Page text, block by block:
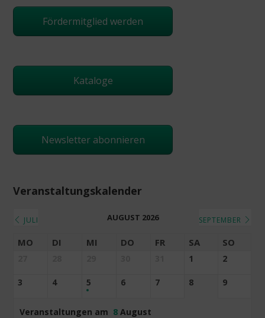
Fördermitglied werden
Kataloge
Newsletter abonnieren
Veranstaltungskalender
JULI AUGUST 2026 SEPTEMBER
MO DI MI DO FR SA SO
1 2
3 4 5 6 7 8 9
Veranstaltungen am 8 August